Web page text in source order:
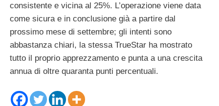
consistente e vicina al 25%. L’operazione viene data
come sicura e in conclusione già a partire dal
prossimo mese di settembre; gli intenti sono
abbastanza chiari, la stessa TrueStar ha mostrato
tutto il proprio apprezzamento e punta a una crescita
annua di oltre quaranta punti percentuali.